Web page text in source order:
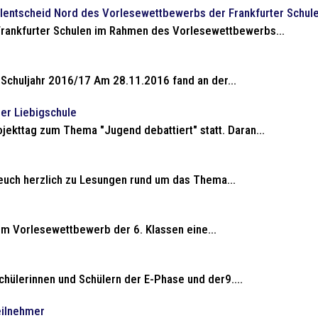
Nord des Vorlesewettbewerbs der Frankfurter
Schulen im Rahmen des Vorlesewettbewerbs...
2016/17 Am 28.11.2016 fand an der...
Liebigschule
zum Thema "Jugend debattiert" statt. Daran...
herzlich zu Lesungen rund um das Thema...
Vorlesewettbewerb der 6. Klassen eine...
und Schülern der E-Phase und der9....